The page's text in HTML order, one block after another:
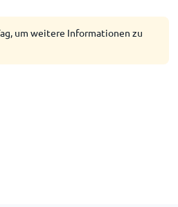
um weitere Informationen zu